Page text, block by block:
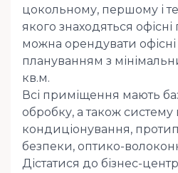
цокольному, першому і
якого знаходяться
можна орендувати
плануванням з
кв.м.
Всі приміщення мають
обробку, а також систему
кондиціонування,
безпеки, оптико-
Дістатися до бізнес-